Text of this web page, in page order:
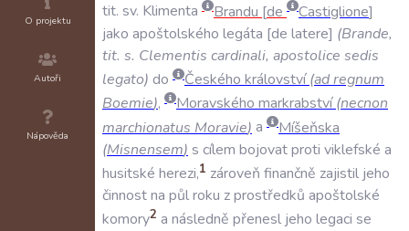
O projektu
Autoři
Nápověda
tit. sv. Klimenta Brandu de
Castiglione
jako apoštolského legáta de latere (Brande,
tit. s. Clementis cardinali, apostolice sedis
legato) do Českého království(adregnum
Boemie), Moravského markrabství(necnon
marchionatus Moravie) a
Míšeňska
(Misnensem) s cílem bojovatproti viklefské a
husitské herezi,1 zároveň finančně zajistil jeho
činnostna půlroku zprostředků apoštolské
komory2 a následně přenesl jeho legaci se